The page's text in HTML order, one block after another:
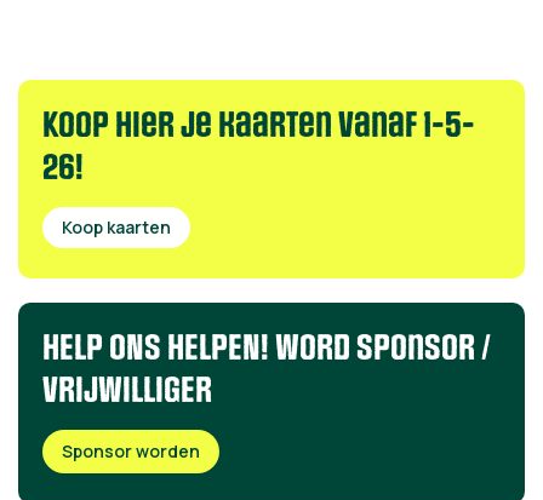
Koop hier je kaarten Vanaf 1-5-
26!
Koop kaarten
HELP ONS HELPEN! word sponsor /
VRIJWILLIGER
Sponsor worden